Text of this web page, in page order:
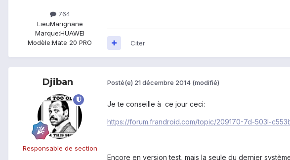
764
LieuMarignane
Marque:HUAWEI
Modèle:Mate 20 PRO Citer
Djiban
Responsable de section
Posté(e) 21 décembre 2014 (modifié)
Je te conseille à ce jour ceci:
https://forum.frandroid.com/topic/209170-7d-503l-
Encore en version test, mais la seule du dernier